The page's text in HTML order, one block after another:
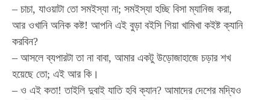
– চাচা, যাওয়াটা তো সমইস্যা না; সমইস্যা হচ্ছি বিসা ম্যানিজ করা,
আর ওখানি অনিক কষ্ট! আপনি এই বুড়া বইসি গিয়া খামিখা কইষ্ট ক্যানি
করবিন?
– আসলে ব্যপারটা তা না বাবা, আমার একটু উড়োজাহাজে চড়ার শখ
হয়েছে তো; এই আর কি।
– ও এই কতা! তাইলি দুবাই যাতি হবি ক্যান? আমাদের দেশের মদ্যিও